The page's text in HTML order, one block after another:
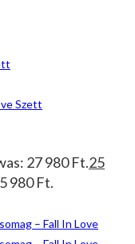
27 980 Ft.25
980 Ft.